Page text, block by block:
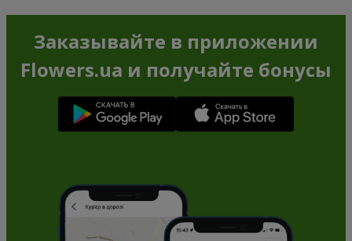
Заказывайте в приложении
Flowers.ua и получайте бонусы